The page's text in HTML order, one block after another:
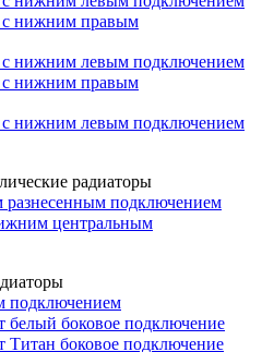
с нижним правым
с нижним левым подключением
с нижним правым
с нижним левым подключением
радиаторы
подключением
центральным
подключением
белый боковое подключение
Титан боковое подключение